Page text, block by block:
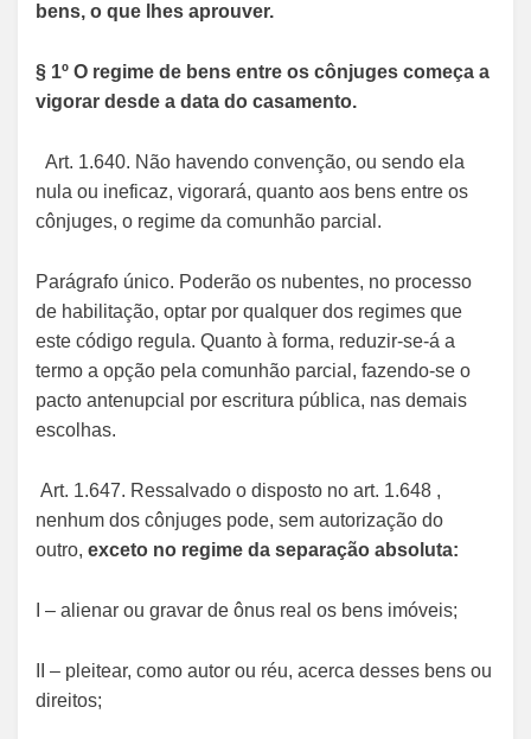
bens, o que lhes aprouver.
§ 1º O regime de bens entre os cônjuges começa a
vigorar desde a data do casamento.
Art. 1.640. Não havendo convenção, ou sendo ela
nula ou ineficaz, vigorará, quanto aos bens entre os
cônjuges, o regime da comunhão parcial.
Parágrafo único. Poderão os nubentes, no processo
de habilitação, optar por qualquer dos regimes que
este código regula. Quanto à forma, reduzir-se-á a
termo a opção pela comunhão parcial, fazendo-se o
pacto antenupcial por escritura pública, nas demais
escolhas.
Art. 1.647. Ressalvado o disposto no art. 1.648 ,
nenhum dos cônjuges pode, sem autorização do
outro, exceto no regime da separação absoluta:
I – alienar ou gravar de ônus real os bens imóveis;
II – pleitear, como autor ou réu, acerca desses bens ou
direitos;